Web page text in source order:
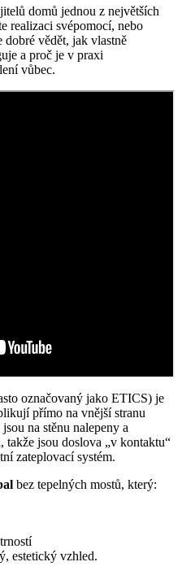
domů jednou z největších
realizaci svépomocí, nebo
vědět, jak vlastně
a proč je v praxi
vůbec.
označovaný jako ETICS) je
přímo na vnější stranu
na stěnu nalepeny a
jsou doslova „v kontaktu“
zateplovací systém.
bez tepelných mostů, který:
estetický vzhled.